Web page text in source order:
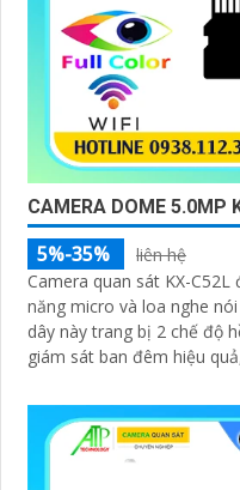
CAMERA DOME 5.0MP
5%-35%
liên hệ
Camera quan sát KX-
năng micro và loa nghe nói cùng một
dây này trang bị 2 chế độ
giám sát ban đêm hiệu